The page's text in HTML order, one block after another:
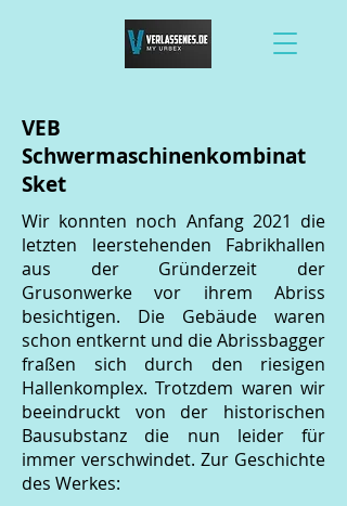
VEB
Schwermaschinenkombinat
Sket
Wir konnten noch Anfang 2021 die
letzten leerstehenden Fabrikhallen
aus der Gründerzeit der
Grusonwerke vor ihrem Abriss
besichtigen. Die Gebäude waren
schon entkernt und die Abrissbagger
fraßen sich durch den riesigen
Hallenkomplex. Trotzdem waren wir
beeindruckt von der historischen
Bausubstanz die nun leider für
immer verschwindet. Zur Geschichte
des Werkes: